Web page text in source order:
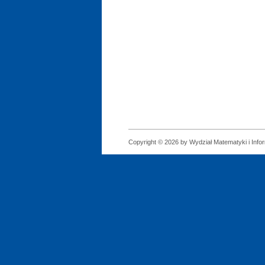
Copyright © 2026 by Wydział Matematyki i